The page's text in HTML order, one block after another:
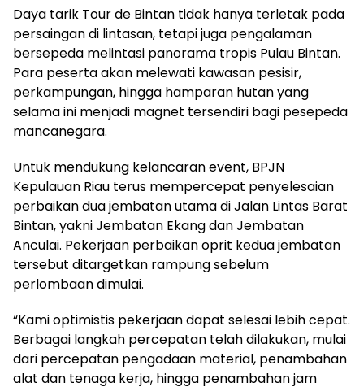
Daya tarik Tour de Bintan tidak hanya terletak pada
persaingan di lintasan, tetapi juga pengalaman
bersepeda melintasi panorama tropis Pulau Bintan.
Para peserta akan melewati kawasan pesisir,
perkampungan, hingga hamparan hutan yang
selama ini menjadi magnet tersendiri bagi pesepeda
mancanegara.
Untuk mendukung kelancaran event, BPJN
Kepulauan Riau terus mempercepat penyelesaian
perbaikan dua jembatan utama di Jalan Lintas Barat
Bintan, yakni Jembatan Ekang dan Jembatan
Anculai. Pekerjaan perbaikan oprit kedua jembatan
tersebut ditargetkan rampung sebelum
perlombaan dimulai.
“Kami optimistis pekerjaan dapat selesai lebih cepat.
Berbagai langkah percepatan telah dilakukan, mulai
dari percepatan pengadaan material, penambahan
alat dan tenaga kerja, hingga penambahan jam